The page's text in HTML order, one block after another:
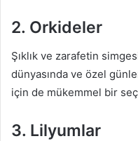
2. Orkideler
Şıklık ve zarafetin
dünyasında ve özel
için de mükemmel bir
3. Lilyumlar